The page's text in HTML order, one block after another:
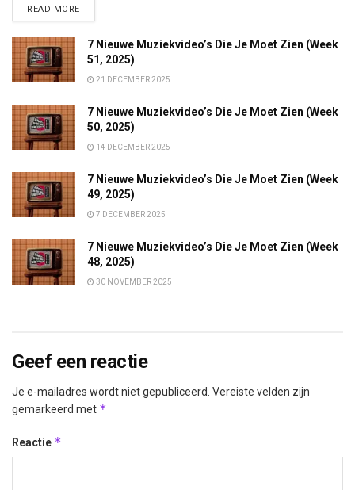
READ MOREDETAILS
7 Nieuwe Muziekvideo’s Die Je Moet Zien (Week
51, 2025)
21 DECEMBER 2025
7 Nieuwe Muziekvideo’s Die Je Moet Zien (Week
50, 2025)
14 DECEMBER 2025
7 Nieuwe Muziekvideo’s Die Je Moet Zien (Week
49, 2025)
7 DECEMBER 2025
7 Nieuwe Muziekvideo’s Die Je Moet Zien (Week
48, 2025)
30 NOVEMBER 2025
Geef een reactie
Je e-mailadres wordt niet gepubliceerd. Vereiste velden zijn
gemarkeerd met *
Reactie *